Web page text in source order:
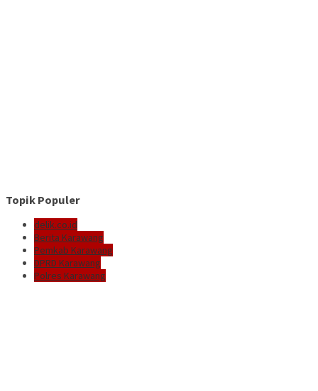
Topik Populer
delik.co.id
Berita Karawang
Pemkab Karawang
DPRD Karawang
Polres Karawang